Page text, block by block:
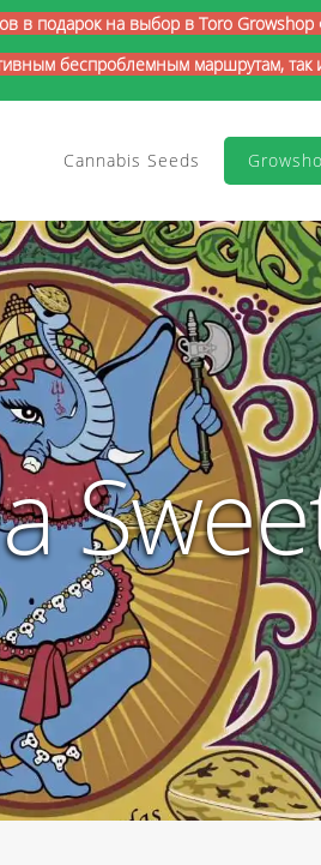
в подарок на выбор в Toro Growshop
беспроблемным маршрутам, так
Cannabis Seeds